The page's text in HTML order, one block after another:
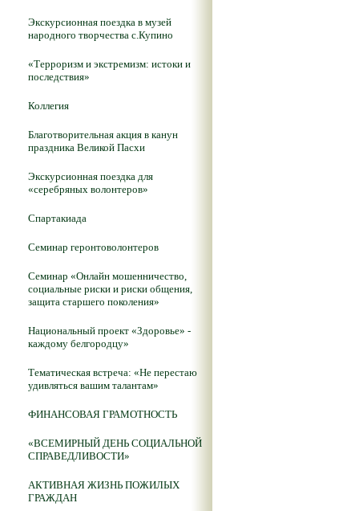
Экскурсионная поездка в музей
народного творчества с.Купино
«Терроризм и экстремизм: истоки и
последствия»
Коллегия
Благотворительная акция в канун
праздника Великой Пасхи
Экскурсионная поездка для
«серебряных волонтеров»
Спартакиада
Семинар геронтоволонтеров
Семинар «Онлайн мошенничество,
социальные риски и риски общения,
защита старшего поколения»
Национальный проект «Здоровье» -
каждому белгородцу»
Тематическая встреча: «Не перестаю
удивляться вашим талантам»
ФИНАНСОВАЯ ГРАМОТНОСТЬ
«ВСЕМИРНЫЙ ДЕНЬ СОЦИАЛЬНОЙ
СПРАВЕДЛИВОСТИ»
АКТИВНАЯ ЖИЗНЬ ПОЖИЛЫХ
ГРАЖДАН